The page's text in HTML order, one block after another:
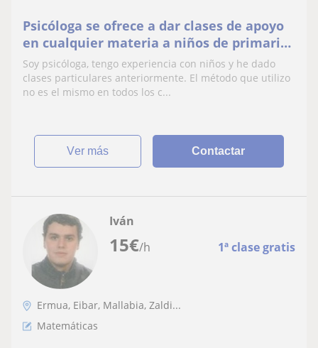
Psicóloga se ofrece a dar clases de apoyo
en cualquier materia a niños de primaria
y ESO. Llevo años de experiencia dando
clases particulares. Me desplazo a los
domicilios o vía online, depende de lo que
Soy psicóloga, tengo experiencia con niños y he dado
clases particulares anteriormente. El método que utilizo
no es el mismo en todos los c...
ver más Contactar
15€/h 1ª clase gratis
Iván
Ermua, Eibar, Mallabia, Zaldi...
Matemáticas